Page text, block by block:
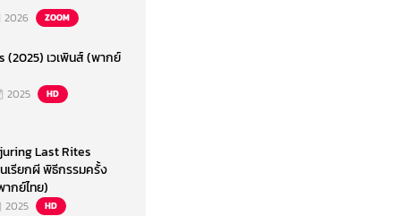
2026 ZOOM
(2025) เวเพินส์ (พากย์
2025 HD
Last Rites
เรียกผี พิธีกรรมครั้ง
กย์ไทย)
2025 HD